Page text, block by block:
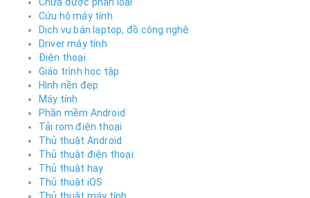
Cứu hộ máy tính
Dịch vụ bán laptop, đồ công nghệ
Driver máy tính
Điện thoại
Giáo trình học tập
Hình nền đẹp
Máy tính
Phần mềm Android
Tải rom điện thoại
Thủ thuật Android
Thủ thuật điện thoại
Thủ thuật hay
Thủ thuật iOS